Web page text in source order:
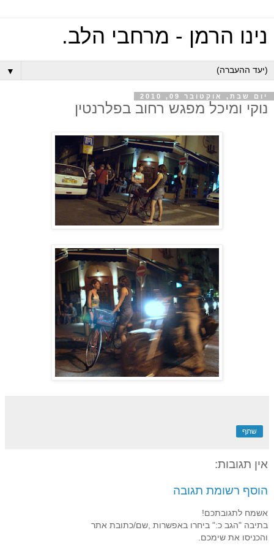
נינו הרמן - מרחבי הלב.
▼
יום שבת, אוקטובר 09, 2010
נוקי ומיכל מפגש רחוב בפלרנטין
שתף
אין תגובות:
הוסף רשומת תגובה
אשמח לתגובתכם!
בתיבה "הגב כ:" ביחרו באפשרות ,שם/כתובת אתר
והכניסו את שימכם.